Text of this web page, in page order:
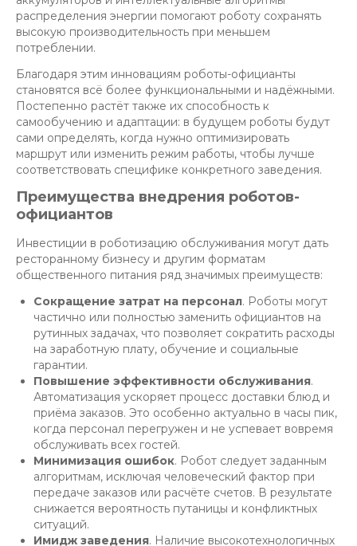
распределения энергии помогают роботу сохранять
высокую производительность при меньшем
потреблении.
Благодаря этим инновациям роботы-официанты
становятся всё более функциональными и надёжными.
Постепенно растёт также их способность к
самообучению и адаптации: в будущем роботы будут
сами определять, когда нужно оптимизировать
маршрут или изменить режим работы, чтобы лучше
соответствовать специфике конкретного заведения.
Преимущества внедрения роботов-
официантов
Инвестиции в роботизацию обслуживания могут дать
ресторанному бизнесу и другим форматам
общественного питания ряд значимых преимуществ:
Сокращение затрат на персонал. Роботы могут
частично или полностью заменить официантов на
рутинных задачах, что позволяет сократить расходы
на заработную плату, обучение и социальные
гарантии.
Повышение эффективности обслуживания.
Автоматизация ускоряет процесс доставки блюд и
приёма заказов. Это особенно актуально в часы пик,
когда персонал перегружен и не успевает вовремя
обслуживать всех гостей.
Минимизация ошибок. Робот следует заданным
алгоритмам, исключая человеческий фактор при
передаче заказов или расчёте счетов. В результате
снижается вероятность путаницы и конфликтных
ситуаций.
Имидж заведения. Наличие высокотехнологичных